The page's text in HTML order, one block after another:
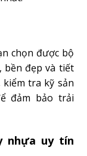
chọn được bộ
bền đẹp và tiết
tra kỹ sản
đảm bảo trải
nhựa uy tín